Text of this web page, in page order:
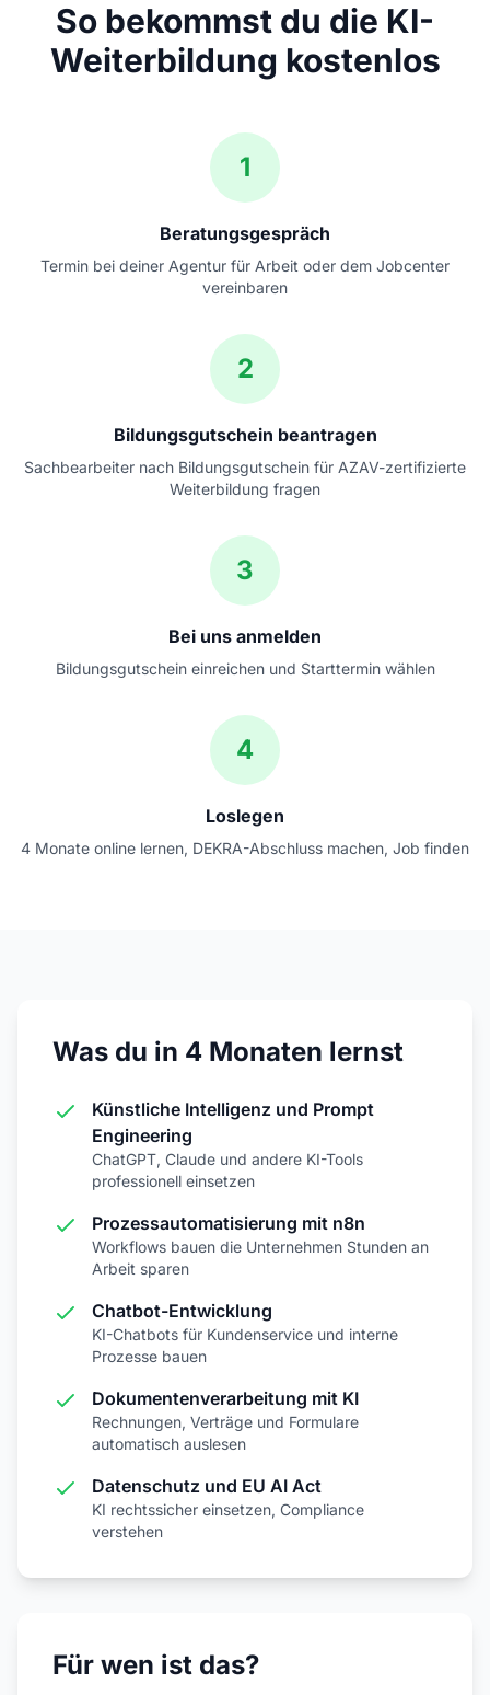
So bekommst du die KI-
Weiterbildung kostenlos
1
Beratungsgespräch
Termin bei deiner Agentur für Arbeit oder dem Jobcenter
vereinbaren
2
Bildungsgutschein beantragen
Sachbearbeiter nach Bildungsgutschein für AZAV-zertifizierte
Weiterbildung fragen
3
Bei uns anmelden
Bildungsgutschein einreichen und Starttermin wählen
4
Loslegen
4 Monate online lernen, DEKRA-Abschluss machen, Job finden
Was du in 4 Monaten lernst
Künstliche Intelligenz und Prompt
Engineering
ChatGPT, Claude und andere KI-Tools
professionell einsetzen
Prozessautomatisierung mit n8n
Workflows bauen die Unternehmen Stunden an
Arbeit sparen
Chatbot-Entwicklung
KI-Chatbots für Kundenservice und interne
Prozesse bauen
Dokumentenverarbeitung mit KI
Rechnungen, Verträge und Formulare
automatisch auslesen
Datenschutz und EU AI Act
KI rechtssicher einsetzen, Compliance
verstehen
Für wen ist das?